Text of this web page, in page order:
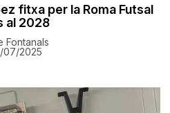
fitxa per la Roma Futsal
al 2028
Fontanals
07/2025